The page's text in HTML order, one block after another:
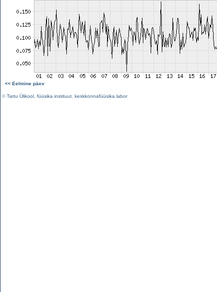
<< Eelmine päev
©Tartu Ülikool füüsika instituut keskkonnafüüsika labor